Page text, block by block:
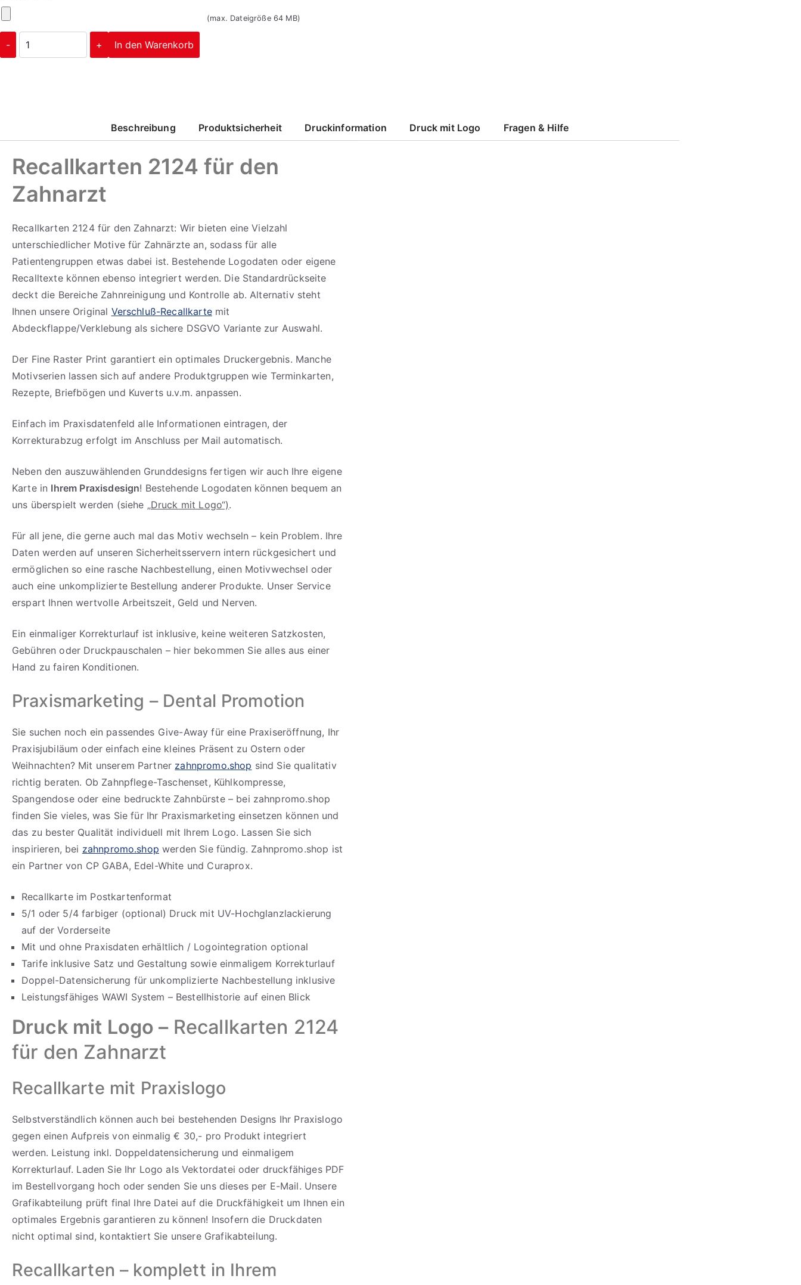
Logo
(max. Dateigröße 64 MB)
-
Recallkarten
2124
+ In den Warenkorb
Corporate Design
mehr erfahren
Beschreibung Produktsicherheit Druckinformation Druck mit Logo Fragen & Hilfe
Recallkarten 2124 für den
Zahnarzt
Recallkarten 2124 für den Zahnarzt: Wir bieten eine Vielzahl
unterschiedlicher Motive für Zahnärzte an, sodass für alle
Patientengruppen etwas dabei ist. Bestehende Logodaten oder eigene
Recalltexte können ebenso integriert werden. Die Standardrückseite
deckt die Bereiche Zahnreinigung und Kontrolle ab. Alternativ steht
Ihnen unsere Original Verschluß-Recallkartemit
Abdeckflappe/Verklebung als sichere DSGVO Variante zur Auswahl.
Der Fine Raster Print garantiert ein optimales Druckergebnis. Manche
Motivserien lassen sich auf andere Produktgruppen wie Terminkarten,
Rezepte, Briefbögen und Kuverts u.v.m. anpassen.
Einfach im Praxisdatenfeld alle Informationen eintragen, der
Korrekturabzug erfolgt im Anschluss per Mail automatisch.
Neben den auszuwählenden Grunddesigns fertigen wir auch Ihre eigene
Karte in Ihrem Praxisdesign! Bestehende Logodaten können bequem an
uns überspielt werden (siehe „Druck mit Logo“).
Für all jene, die gerne auch mal das Motiv wechseln – kein Problem. Ihre
Daten werden auf unseren Sicherheitsservern intern rückgesichert und
ermöglichen so eine rasche Nachbestellung, einen Motivwechsel oder
auch eine unkomplizierte Bestellung anderer Produkte. Unser Service
erspart Ihnen wertvolle Arbeitszeit, Geld und Nerven.
Ein einmaliger Korrekturlauf ist inklusive, keine weiteren Satzkosten,
Gebühren oder Druckpauschalen – hier bekommen Sie alles aus einer
Hand zu fairen Konditionen.
Praxismarketing – Dental Promotion
Sie suchen noch ein passendes Give-Away für eine Praxiseröffnung, Ihr
Praxisjubiläum oder einfach eine kleines Präsent zu Ostern oder
Weihnachten? Mit unserem Partner zahnpromo.shop sind Sie qualitativ
richtig beraten. Ob Zahnpflege-Taschenset, Kühlkompresse,
Spangendose oder eine bedruckte Zahnbürste – bei zahnpromo.shop
finden Sie vieles, was Sie für Ihr Praxismarketing einsetzen können und
das zu bester Qualität individuell mit Ihrem Logo. Lassen Sie sich
inspirieren, bei zahnpromo.shop werden Sie fündig. Zahnpromo.shop ist
ein Partner von CP GABA, Edel-White und Curaprox.
Recallkarte im Postkartenformat
5/1 oder 5/4 farbiger (optional) Druck mit UV-Hochglanzlackierung
auf der Vorderseite
Mit und ohne Praxisdaten erhältlich / Logointegration optional
Tarife inklusive Satz und Gestaltung sowie einmaligem Korrekturlauf
Doppel-Datensicherung für unkomplizierte Nachbestellung inklusive
Leistungsfähiges WAWI System – Bestellhistorie auf einen Blick
Druck mit Logo – Recallkarten 2124
für den Zahnarzt
Recallkarte mit Praxislogo
Selbstverständlich können auch bei bestehenden Designs Ihr Praxislogo
gegen einen Aufpreis von einmalig € 30,- pro Produkt integriert
werden. Leistung inkl. Doppeldatensicherung und einmaligem
Korrekturlauf. Laden Sie Ihr Logo als Vektordatei oder druckfähiges PDF
im Bestellvorgang hoch oder senden Sie uns dieses per E-Mail. Unsere
Grafikabteilung prüft final Ihre Datei auf die Druckfähigkeit um Ihnen ein
optimales Ergebnis garantieren zu können! Insofern die Druckdaten
nicht optimal sind, kontaktiert Sie unsere Grafikabteilung.
Recallkarten – komplett in Ihrem